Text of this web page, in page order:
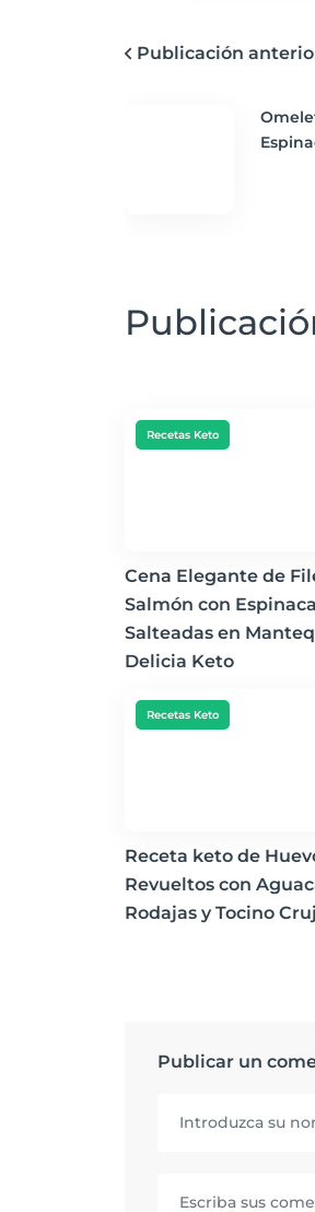
Publicación
Recetas Keto
Cena Elegante de
Salmón con
Salteadas en
Delicia Keto
Recetas Keto
Receta keto de
Revueltos con
Rodajas y Tocino
Publicar un